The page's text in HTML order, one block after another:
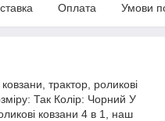
Оплата Умови
трактор, роликові
Так Колір: Чорний У
ковзани 4 в 1, наш